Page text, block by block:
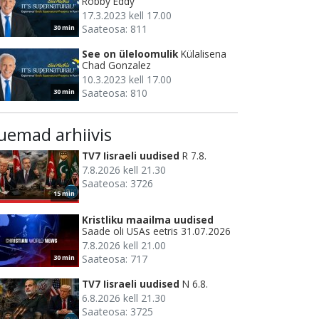
30 min
17.3.2023 kell 17.00
Saateosa: 811
30 min
See on üleloomulik Külalisena
Chad Gonzalez
10.3.2023 kell 17.00
Saateosa: 810
arhiivis
15 min
TV7 Iisraeli uudised R 7.8.
7.8.2026 kell 21.30
Saateosa: 3726
30 min
Kristliku maailma uudised
Saade oli USAs eetris 31.07.2026
7.8.2026 kell 21.00
Saateosa: 717
TV7 Iisraeli uudised N 6.8.
6.8.2026 kell 21.30
Saateosa: 3725